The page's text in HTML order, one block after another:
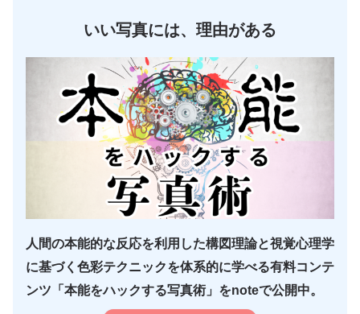
いい写真には、理由がある
人間の本能的な反応を利用した構図理論と視覚心理学
に基づく色彩テクニックを体系的に学べる有料コンテ
ンツ「本能をハックする写真術」をnoteで公開中。